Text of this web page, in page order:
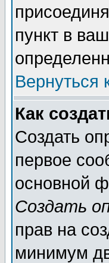
пункт в
Вернуться
Как
Создать
первое
основной
Создать
прав на
минимум